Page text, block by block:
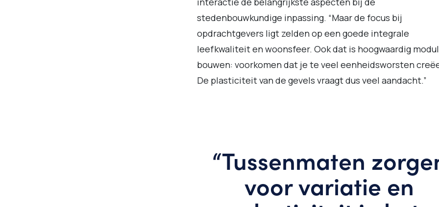
stedenbouwkundige inpassing. “Maar de focus bij
opdrachtgevers ligt zelden op een goede integrale
leefkwaliteit en woonsfeer. Ook dat is hoogwaardig
bouwen: voorkomen dat je te veel eenheidsworsten
De plasticiteit van de gevels vraagt dus veel aandacht.”
“Tussenmaten
voor variatie en